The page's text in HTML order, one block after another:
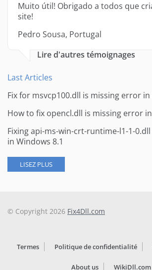
Muito útil! Obrigado a todos que
site!
Pedro Sousa, Portugal
Lire d'autres témoignages
Last Articles
Fix for msvcp100.dll is missing error
How to fix opencl.dll is missing error
Fixing api-ms-win-crt-runtime-l1-1-
in Windows 8.1
LISEZ PLUS
© Copyright 2026 Fix4Dll.com
Termes Politique de confidentialité
About us WikiDll.com